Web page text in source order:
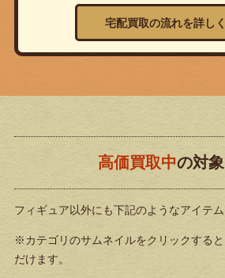
宅配買取の流れを詳し
高価買取中の対
フィギュア以外にも下記のようなアイテ
※カテゴリのサムネイルをクリックする
だけます。